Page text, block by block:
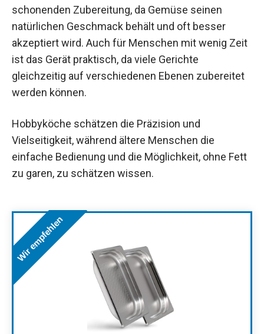
schonenden Zubereitung, da Gemüse seinen
natürlichen Geschmack behält und oft besser
akzeptiert wird. Auch für Menschen mit wenig Zeit
ist das Gerät praktisch, da viele Gerichte
gleichzeitig auf verschiedenen Ebenen zubereitet
werden können.
Hobbyköche schätzen die Präzision und
Vielseitigkeit, während ältere Menschen die
einfache Bedienung und die Möglichkeit, ohne Fett
zu garen, zu schätzen wissen.
Wir empfehlen